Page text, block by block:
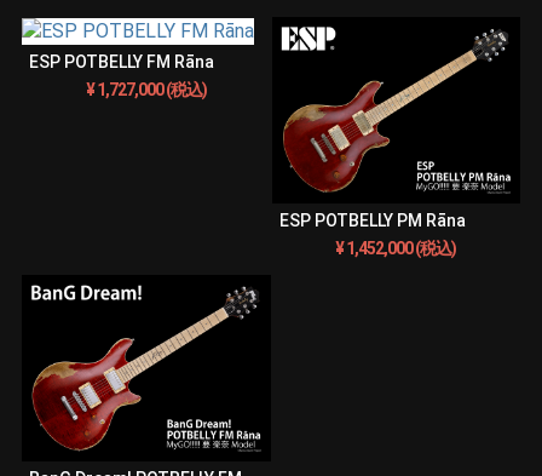
ESP POTBELLY FM Rāna
¥ 1,727,000 (税込)
ESP POTBELLY PM Rāna
¥ 1,452,000 (税込)